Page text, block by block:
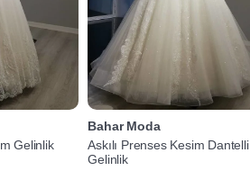
Gelinlik
Bahar Moda
Askılı Prenses Kesim Dantelli
Gelinlik